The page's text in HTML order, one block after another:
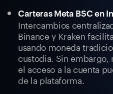
Carteras Meta BSC en
Intercambios
Binance y Kraken
usando moneda
custodia. Sin embargo,
el acceso a la cuenta
de la plataforma.